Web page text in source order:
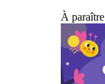
À paraître